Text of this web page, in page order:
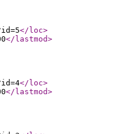
</loc>
</lastmod>
</loc>
</lastmod>